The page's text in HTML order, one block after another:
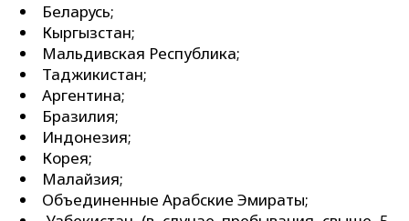
Беларусь;
Кыргызстан;
Мальдивская Республика;
Таджикистан;
Аргентина;
Бразилия;
Индонезия;
Корея;
Малайзия;
Объединенные Арабские Эмираты;